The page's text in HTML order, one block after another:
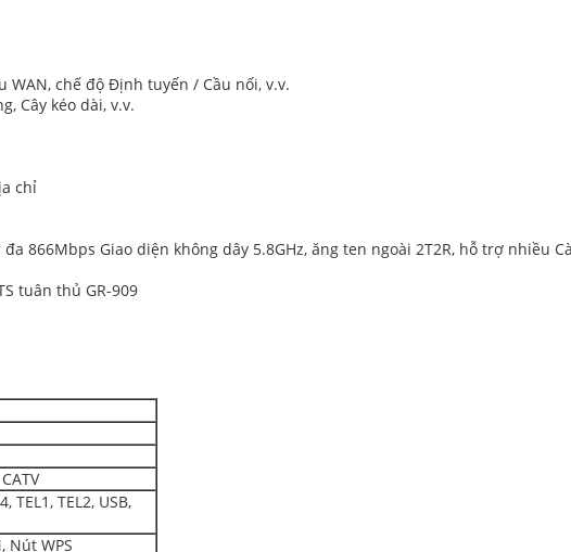
WAN, chế độ Định tuyến / Cầu nối, v.v.
Cây kéo dài, v.v.
chỉ
866Mbps Giao diện không dây 5.8GHz, ăng ten ngoài 2T2R, hỗ trợ nhiều
tuân thủ GR-909
TEL1, TEL2, USB,
Nút WPS